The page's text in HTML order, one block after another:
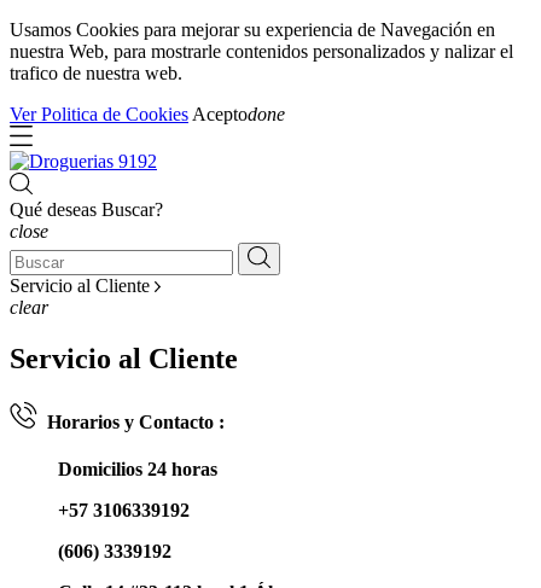
Usamos Cookies para mejorar su experiencia de Navegación en
nuestra Web, para mostrarle contenidos personalizados y nalizar el
trafico de nuestra web.
Ver Politica de Cookies Aceptodone
Qué deseas Buscar?
close
Servicio al Cliente
clear
Servicio al Cliente
Horarios y Contacto :
Domicilios 24 horas
+57 3106339192
(606) 3339192